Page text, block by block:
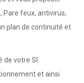
Pare feux, antivirus,
plan de continuité et
de votre SI
et ainsi